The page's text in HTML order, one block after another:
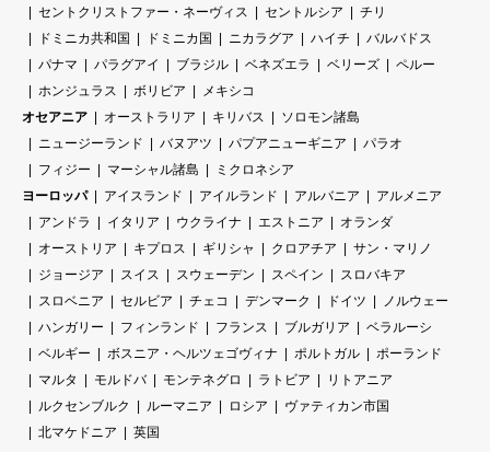
セントクリストファー・ネーヴィス
セントルシア
チリ
ドミニカ共和国
ドミニカ国 ニカラグア ハイチ
バルバドス
パナマ
パラグアイ ブラジル ベネズエラ ベリーズ
ペルー
ホンジュラス
ボリビア
メキシコ
オセアニア
オーストラリア キリバス
ソロモン諸島
ニュージーランド
バヌアツ パプアニューギニア
パラオ
フィジー
マーシャル諸島
ミクロネシア
ヨーロッパ
アイスランド アイルランド アルバニア
アルメニア
アンドラ
イタリア ウクライナ エストニア
オランダ
オーストリア
キプロス ギリシャ クロアチア
サン・マリノ
ジョージア
スイス スウェーデン スペイン
スロバキア
スロベニア
セルビア チェコ デンマーク ドイツ
ノルウェー
ハンガリー
フィンランド フランス ブルガリア
ベラルーシ
ベルギー
ボスニア・ヘルツェゴヴィナ ポルトガル
ポーランド
マルタ
モルドバ モンテネグロ ラトビア
リトアニア
ルクセンブルク
ルーマニア ロシア
ヴァティカン市国
北マケドニア
英国